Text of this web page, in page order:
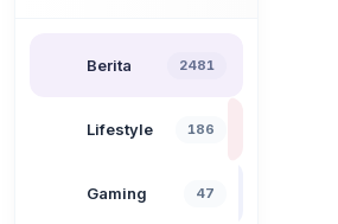
Berita 2481
Lifestyle 186
Gaming 47